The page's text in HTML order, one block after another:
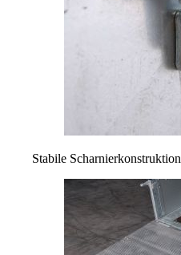
Stabile Scharnierkonstruktion